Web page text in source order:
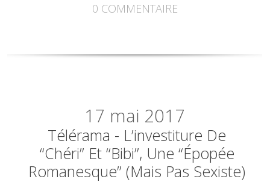
0 COMMENTAIRE
17 mai 2017
Télérama - L’investiture De
“Chéri” Et “Bibi”, Une “épopée
Romanesque” (mais Pas Sexiste)